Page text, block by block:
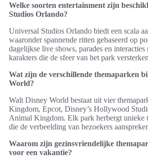
Welke soorten entertainment zijn
Studios Orlando?
Universal Studios Orlando biedt een scala
waaronder spannende ritten gebaseerd op
dagelijkse live shows, parades en interacties
karakters die de sfeer van het park
Wat zijn de verschillende themaparken
World?
Walt Disney World bestaat uit vier
Kingdom, Epcot, Disney’s Hollywood
Animal Kingdom. Elk park herbergt unieke
die de verbeelding van bezoekers
Waarom zijn gezinsvriendelijke
voor een vakantie?